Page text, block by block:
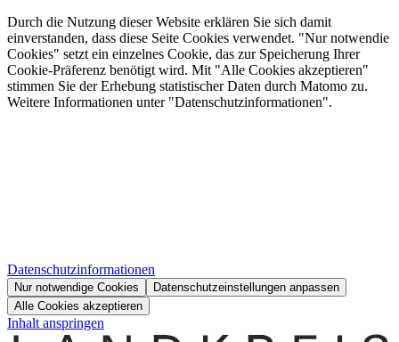
Durch die Nutzung dieser Website erklären Sie sich damit
einverstanden, dass diese Seite Cookies verwendet. "Nur notwendie
Cookies" setzt ein einzelnes Cookie, das zur Speicherung Ihrer
Cookie-Präferenz benötigt wird. Mit "Alle Cookies akzeptieren"
stimmen Sie der Erhebung statistischer Daten durch Matomo zu.
Weitere Informationen unter "Datenschutzinformationen".
Datenschutzinformationen
Nur notwendige Cookies
Datenschutzeinstellungen anpassen
Alle Cookies akzeptieren
Inhalt anspringen